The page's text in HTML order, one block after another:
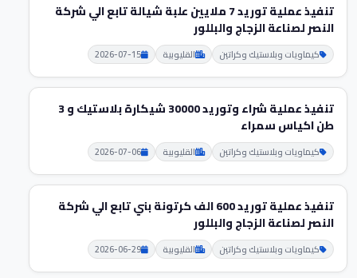
تنفيذ عملية توريد 7 ملايين علبة شيالة تابع الي شركة
النصر لصناعة الزجاج والبللور
كيماويات وبلاستيك وكراتين القليوبية 2026-07-15
تنفيذ عملية شراء وتوريد 30000 شيكارة بلاستيك و 3
طن اكياس سمراء
كيماويات وبلاستيك وكراتين القليوبية 2026-07-06
تنفيذ عملية توريد 600 الف كرتونة بني تابع الي شركة
النصر لصناعة الزجاج والبللور
كيماويات وبلاستيك وكراتين القليوبية 2026-06-29